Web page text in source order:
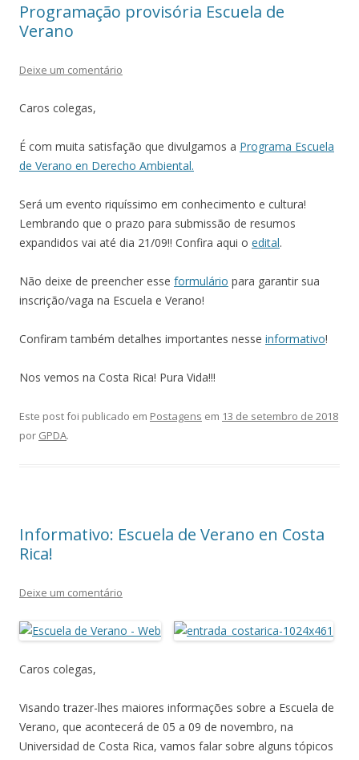
Programação provisória Escuela de
Verano
Deixe um comentário
Caros colegas,
É com muita satisfação que divulgamos a Programa Escuela
de Verano en Derecho Ambiental.
Será um evento riquíssimo em conhecimento e cultura!
Lembrando que o prazo para submissão de resumos
expandidos vai até dia 21/09!! Confira aqui o edital.
Não deixe de preencher esse formulário para garantir sua
inscrição/vaga na Escuela e Verano!
Confiram também detalhes importantes nesse informativo!
Nos vemos na Costa Rica! Pura Vida!!!
Este post foi publicado em Postagens em 13 de setembro de 2018
por GPDA.
Informativo: Escuela de Verano en Costa
Rica!
Deixe um comentário
Caros colegas,
Visando trazer-lhes maiores informações sobre a Escuela de
Verano, que acontecerá de 05 a 09 de novembro, na
Universidad de Costa Rica, vamos falar sobre alguns tópicos